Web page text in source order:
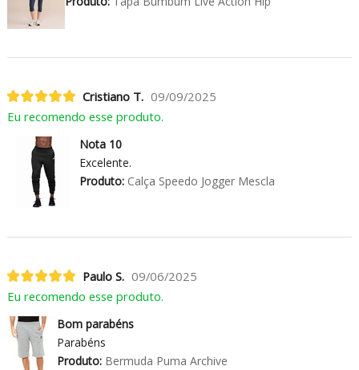
Cristiano T. 09/09/2025
Eu recomendo esse produto.
Nota 10
Excelente.
Produto:Calça Speedo Jogger Mescla
Paulo S. 09/06/2025
Eu recomendo esse produto.
Bom parabéns
Parabéns
Produto:Bermuda Puma Archive